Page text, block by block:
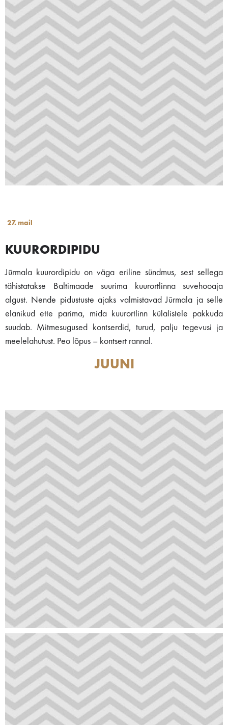
27. mail
KUURORDIPIDU
Jūrmala kuurordipidu on väga eriline sündmus, sest sellega
tähistatakse Baltimaade suurima kuurortlinna suvehooaja
algust. Nende pidustuste ajaks valmistavad Jūrmala ja selle
elanikud ette parima, mida kuurortlinn külalistele pakkuda
suudab. Mitmesugused kontserdid, turud, palju tegevusi ja
meelelahutust. Peo lõpus – kontsert rannal.
JUUNI